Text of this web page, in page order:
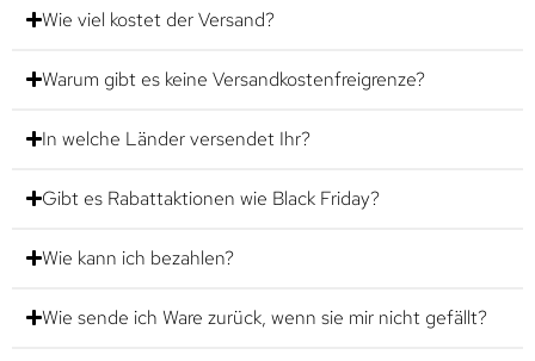
Wie viel kostet der Versand?
Warum gibt es keine Versandkostenfreigrenze?
In welche Länder versendet Ihr?
Gibt es Rabattaktionen wie Black Friday?
Wie kann ich bezahlen?
Wie sende ich Ware zurück, wenn sie mir nicht gefällt?